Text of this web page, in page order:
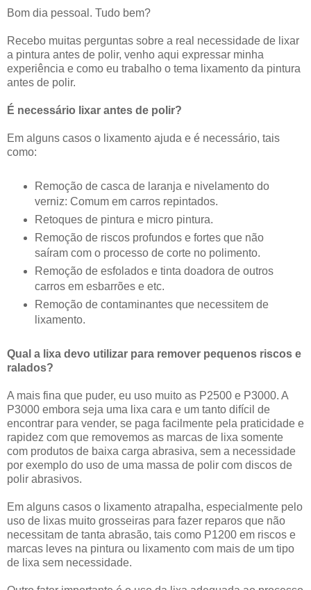
Bom dia pessoal. Tudo bem?
Recebo muitas perguntas sobre a real necessidade de lixar
a pintura antes de polir, venho aqui expressar minha
experiência e como eu trabalho o tema lixamento da pintura
antes de polir.
É necessário lixar antes de polir?
Em alguns casos o lixamento ajuda e é necessário, tais
como:
Remoção de casca de laranja e nivelamento do
verniz: Comum em carros repintados.
Retoques de pintura e micro pintura.
Remoção de riscos profundos e fortes que não
saíram com o processo de corte no polimento.
Remoção de esfolados e tinta doadora de outros
carros em esbarrões e etc.
Remoção de contaminantes que necessitem de
lixamento.
Qual a lixa devo utilizar para remover pequenos riscos e
ralados?
A mais fina que puder, eu uso muito as P2500 e P3000. A
P3000 embora seja uma lixa cara e um tanto difícil de
encontrar para vender, se paga facilmente pela praticidade e
rapidez com que removemos as marcas de lixa somente
com produtos de baixa carga abrasiva, sem a necessidade
por exemplo do uso de uma massa de polir com discos de
polir abrasivos.
Em alguns casos o lixamento atrapalha, especialmente pelo
uso de lixas muito grosseiras para fazer reparos que não
necessitam de tanta abrasão, tais como P1200 em riscos e
marcas leves na pintura ou lixamento com mais de um tipo
de lixa sem necessidade.